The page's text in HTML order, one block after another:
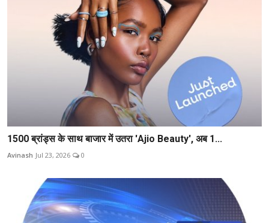
1500 ब्रांड्स के साथ बाजार में उतरा 'Ajio Beauty', अब 1...
Avinash Jul 23, 2026 0